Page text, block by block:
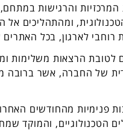
והרגישות
ומהתהליכים אל
לארגון, בכל
לטובת הרצאות משלימות
של החברה, אשר ברובה
פנימיות מהחודשים
הטכנולוגיים, והמוקד